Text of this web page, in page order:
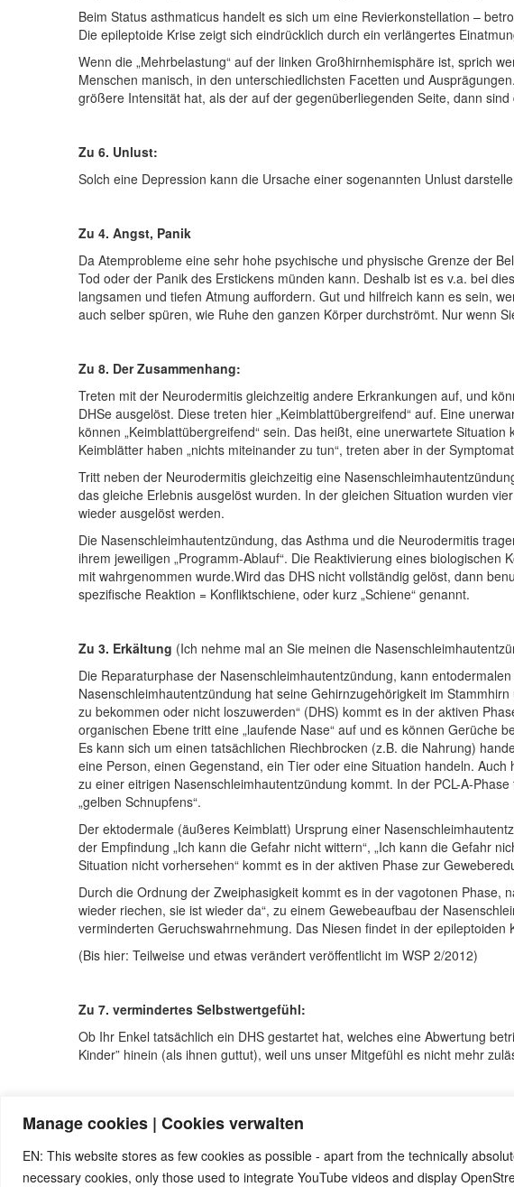
Manage cookies | Cookies verwalten
EN: This website stores as few cookies as possible - apart from the technically
necessary cookies, only those used to integrate YouTube videos and display
Beim Status asthmaticus handelt es sich um eine Revierkonstellation –
Die epileptoide Krise zeigt sich eindrücklich durch ein verlängertes
Wenn die „Mehrbelastung“ auf der linken Großhirnhemisphäre ist, sprich
Menschen manisch, in den unterschiedlichsten Facetten und
größere Intensität hat, als der auf der gegenüberliegenden Seite, dann
Zu 6. Unlust:
Solch eine Depression kann die Ursache einer sogenannten Unlust
Zu 4. Angst, Panik
Da Atemprobleme eine sehr hohe psychische und physische Grenze der
Tod oder der Panik des Erstickens münden kann. Deshalb ist es v.a. bei
langsamen und tiefen Atmung auffordern. Gut und hilfreich kann es sein,
auch selber spüren, wie Ruhe den ganzen Körper durchströmt. Nur wenn
Zu 8. Der Zusammenhang:
Treten mit der Neurodermitis gleichzeitig andere Erkrankungen auf, und
DHSe ausgelöst. Diese treten hier „Keimblattübergreifend“ auf. Eine
können „Keimblattübergreifend“ sein. Das heißt, eine unerwartete
Keimblätter haben „nichts miteinander zu tun“, treten aber in der
Tritt neben der Neurodermitis gleichzeitig eine
das gleiche Erlebnis ausgelöst wurden. In der gleichen Situation wurden
wieder ausgelöst werden.
Die Nasenschleimhautentzündung, das Asthma und die Neurodermitis
ihrem jeweiligen „Programm-Ablauf“. Die Reaktivierung eines
mit wahrgenommen wurde.Wird das DHS nicht vollständig gelöst, dann
spezifische Reaktion = Konfliktschiene, oder kurz „Schiene“ genannt.
Zu 3. Erkältung (Ich nehme mal an Sie meinen die
Die Reparaturphase der Nasenschleimhautentzündung, kann
Nasenschleimhautentzündung hat seine Gehirnzugehörigkeit im
zu bekommen oder nicht loszuwerden“ (DHS) kommt es in der aktiven
organischen Ebene tritt eine „laufende Nase“ auf und es können Gerüche
Es kann sich um einen tatsächlichen Riechbrocken (z.B. die Nahrung)
eine Person, einen Gegenstand, ein Tier oder eine Situation handeln.
zu einer eitrigen Nasenschleimhautentzündung kommt. In der PCL-A-
„gelben Schnupfens“.
Der ektodermale (äußeres Keimblatt) Ursprung einer
der Empfindung „Ich kann die Gefahr nicht wittern“, „Ich kann die Gefahr
Situation nicht vorhersehen“ kommt es in der aktiven Phase zur
Durch die Ordnung der Zweiphasigkeit kommt es in der vagotonen Phase,
wieder riechen, sie ist wieder da“, zu einem Gewebeaufbau der
verminderten Geruchswahrnehmung. Das Niesen findet in der
(Bis hier: Teilweise und etwas verändert veröffentlicht im WSP 2/2012)
Zu 7. vermindertes Selbstwertgefühl:
Ob Ihr Enkel tatsächlich ein DHS gestartet hat, welches eine Abwertung
Kinder” hinein (als ihnen guttut), weil uns unser Mitgefühl es nicht mehr
Die Ursachen und jeweiligen Lösungen sind immer individuell. Sie sollten
in Wohnortnähe befindet.